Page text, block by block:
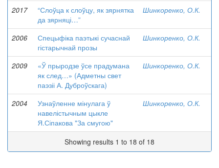
2017
“Слоўца к слоўцу, як зярнятка
да зярняці…”
Шинкоренко, О.К.
2006
Спецыфіка паэтыкі сучаснай
гістарычнай прозы
Шинкоренко, О.К.
2009
«Ў прыродзе ўсе прадумана
як след…» (Адметны свет
паэзіі А. Дуброўскага)
Шинкоренко, О.К.
2004
Узнаўленне мінулага ў
навелістычным цыкле
Я.Сіпакова "За смугою"
Шинкоренко, О.К.
Showing results 1 to 18 of 18